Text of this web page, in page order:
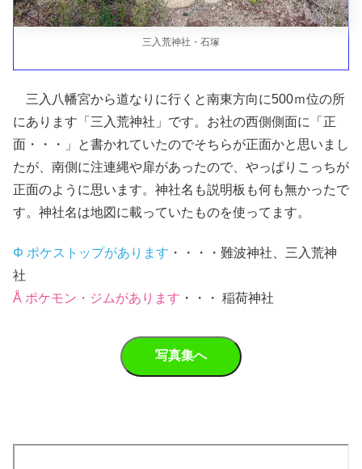
三入荒神社・石塚
三入八幡宮から道なりに行くと南東方向に500ｍ位の所
にあります「三入荒神社」です。お社の西側側面に「正
面・・・」と書かれていたのでそちらが正面かと思いまし
たが、南側に注連縄や扉があったので、やっぱりこっちが
正面のように思います。神社名も説明板も何も無かったで
す。神社名は地図に載っていたものを使ってます。
Φ ポケストップがあります ・・・・難波神社、三入荒神
社
Å ポケモン・ジムがあります ・・・ 稲荷神社